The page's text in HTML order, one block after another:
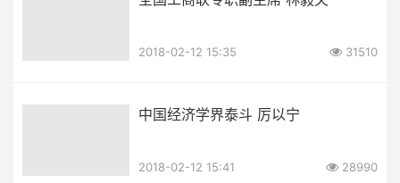
2018-02-12 15:35 31510
中国经济学界泰斗 厉以宁
2018-02-12 15:41 28990